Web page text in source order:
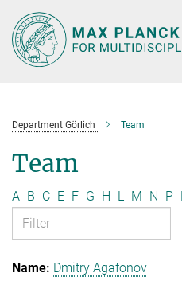
Main-
Content
Department Görlich Team
Team
A B C E F G H L M N P
Dmitry Agafonov